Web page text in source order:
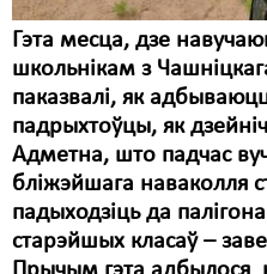
Гэта месца, дзе
школьнікам з
паказвалі, як
падрыхтоўцы, як
Адметна, што падчас
бліжэйшага наваколля
падыходзіць да
старэйшых класаў –